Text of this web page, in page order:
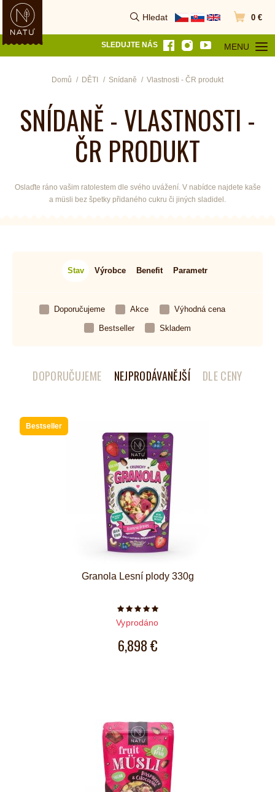
Hledat
Vyhledat Přejít do
0 €
SLEDUJTE NÁS MENU
OTEVŘÍT
Domů DĚTI Snídaně Vlastnosti - ČR produkt
SNÍDANĚ - VLASTNOSTI -
ČR PRODUKT
Oslaďte ráno vašim ratolestem dle svého uvážení. V nabídce najdete kaše
a müsli bez špetky přidaného cukru či jiných sladidel.
Stav Výrobce Benefit Parametr
Doporučujeme Akce Výhodná cena
Bestseller Skladem
DOPORUČUJEME NEJPRODÁVANĚJŠÍ DLE CENY
Bestseller
Granola Lesní plody 330g
Počet hvězdiček je 5 z 5
Vyprodáno
6,898 €